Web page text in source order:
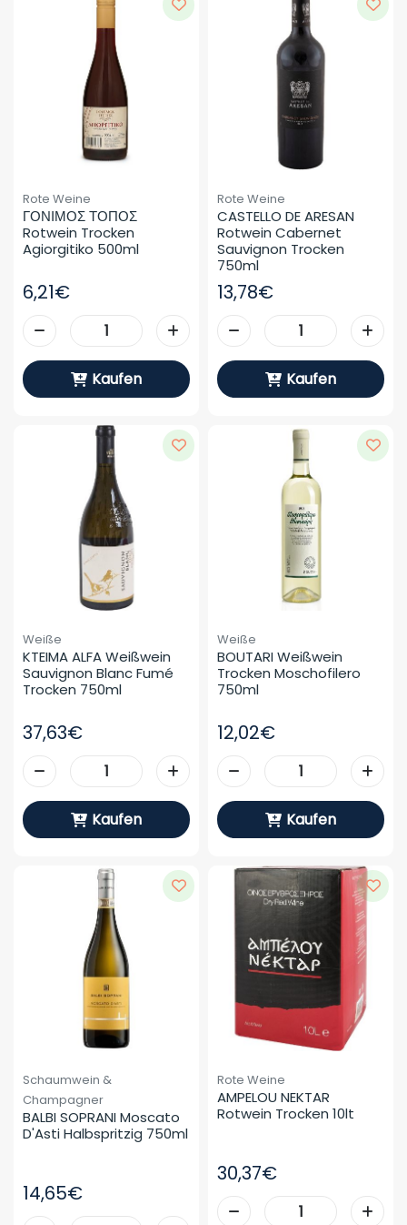
Rote Weine
ΓΟΝΙΜΟΣ ΤΟΠΟΣ
Rotwein Trocken
Agiorgitiko 500ml
6,21€
Kaufen
Rote Weine
CASTELLO DE ARESAN
Rotwein Cabernet
Sauvignon Trocken
750ml
13,78€
Kaufen
Weiße
KTEIMA ALFA Weißwein
Sauvignon Blanc Fumé
Trocken 750ml
37,63€
Kaufen
Weiße
BOUTARI Weißwein
Trocken Moschofilero
750ml
12,02€
Kaufen
Schaumwein &
Champagner
BALBI SOPRANI Moscato
D'Asti Halbspritzig 750ml
14,65€
Rote Weine
AMPELOU NEKTAR
Rotwein Trocken 10lt
30,37€